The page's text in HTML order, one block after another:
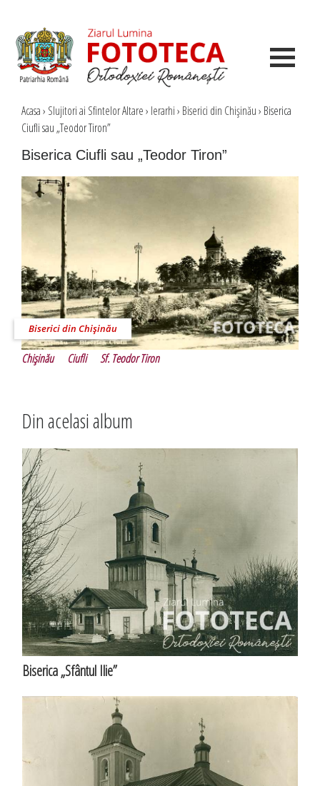
Acasa› Slujitori ai Sfintelor Altare› Ierarhi› Biserici din Chişinău› Biserica
Ciufli sau „Teodor Tiron”
Biserica Ciufli sau „Teodor Tiron”
Biserici din Chişinău
Chişinău Ciufli Sf. Teodor Tiron
Din acelasi album
Biserica „Sfântul Ilie”